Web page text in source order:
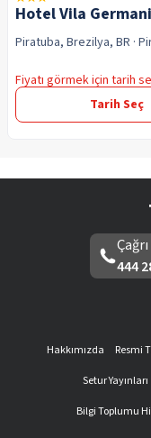
Hotel Vila
Piratuba, Brezilya, BR ·
Fiyatı görmek için tarih
Tarih Seç
444
Hakkımızda Resmi
Setur Yayınları
Bilgi Toplumu